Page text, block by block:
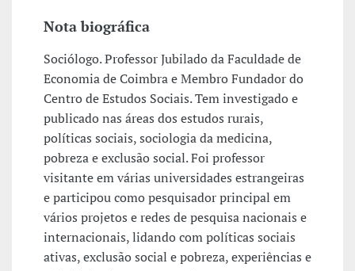
Nota biográfica
Sociólogo. Professor Jubilado da Faculdade de
Economia de Coimbra e Membro Fundador do
Centro de Estudos Sociais. Tem investigado e
publicado nas áreas dos estudos rurais,
políticas sociais, sociologia da medicina,
pobreza e exclusão social. Foi professor
visitante em várias universidades estrangeiras
e participou como pesquisador principal em
vários projetos e redes de pesquisa nacionais e
internacionais, lidando com políticas sociais
ativas, exclusão social e pobreza, experiências e